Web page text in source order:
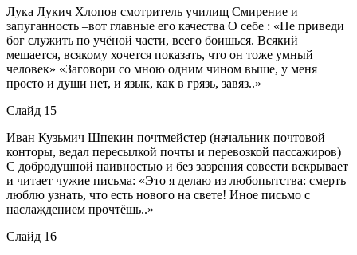
Лука Лукич Хлопов смотритель училищ Смирение и
запуганность –вот главные его качества О себе : «Не приведи
бог служить по учёной части, всего боишься. Всякий
мешается, всякому хочется показать, что он тоже умный
человек» «Заговори со мною одним чином выше, у меня
просто и души нет, и язык, как в грязь, завяз..»
Слайд 15
Иван Кузьмич Шпекин почтмейстер (начальник почтовой
конторы, ведал пересылкой почты и перевозкой пассажиров)
С добродушной наивностью и без зазрения совести вскрывает
и читает чужие письма: «Это я делаю из любопытства: смерть
люблю узнать, что есть нового на свете! Иное письмо с
наслаждением прочтёшь..»
Слайд 16